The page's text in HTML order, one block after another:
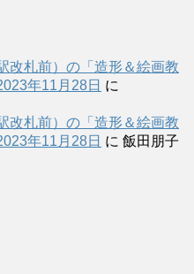
改札前）の「造形＆絵画教
年11月28日 に
改札前）の「造形＆絵画教
年11月28日 に 飯田朋子